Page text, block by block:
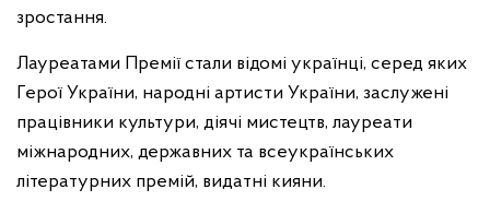
зростання.
Лауреатами Премії стали відомі українці, серед яких
Герої України, народні артисти України, заслужені
працівники культури, діячі мистецтв, лауреати
міжнародних, державних та всеукраїнських
літературних премій, видатні кияни.